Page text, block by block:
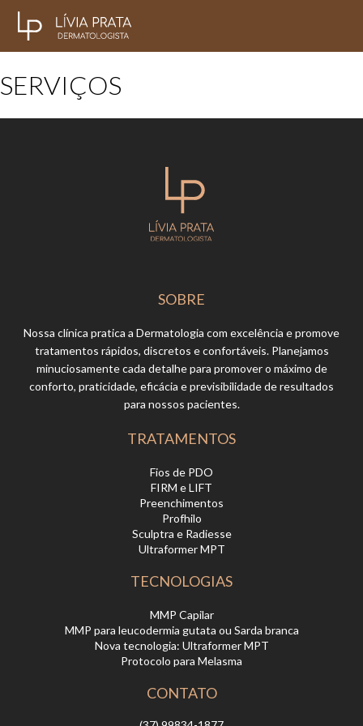
SERVIÇOS
SOBRE
Nossa clínica pratica a Dermatologia com excelência e promove
tratamentos rápidos, discretos e confortáveis. Planejamos
minuciosamente cada detalhe para promover o máximo de
conforto, praticidade, eficácia e previsibilidade de resultados
para nossos pacientes.
TRATAMENTOS
Fios de PDO
FIRM e LIFT
Preenchimentos
Profhilo
Sculptra e Radiesse
Ultraformer MPT
TECNOLOGIAS
MMP Capilar
MMP para leucodermia gutata ou Sarda branca
Nova tecnologia: Ultraformer MPT
Protocolo para Melasma
CONTATO